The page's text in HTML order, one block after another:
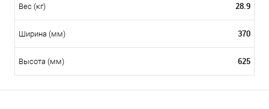
Вес (кг) 28.9
Ширина (мм) 370
Высота (мм) 625